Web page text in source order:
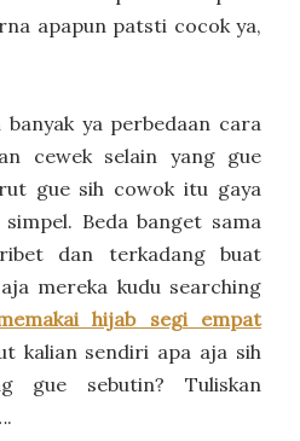
apapun patsti cocok ya,
banyak ya perbedaan cara
cewek selain yang gue
gue sih cowok itu gaya
Beda banget sama
dan terkadang buat
mereka kudu searching
hijab segi empat
kalian sendiri apa aja sih
gue sebutin?
Tuliskan